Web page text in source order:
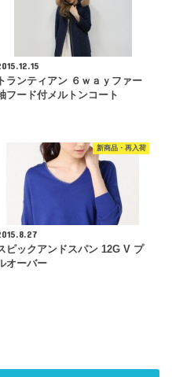
トランティアン ６ｗａｙファー
フード付メルトンコート
新商品・再入荷
ピックアンドスパン 12G V プ
オーバー